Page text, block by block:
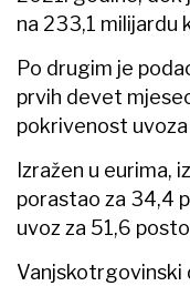
na 233,1 milijardu
Po drugim je
prvih devet
pokrivenost
Izražen u eurima,
porastao za 34,4
uvoz za 51,6
Vanjskotrgovinski